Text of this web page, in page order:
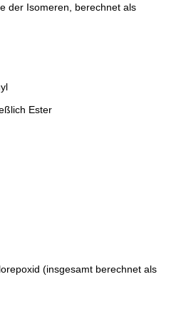
der Isomeren, berechnet als
Ester
(insgesamt berechnet als